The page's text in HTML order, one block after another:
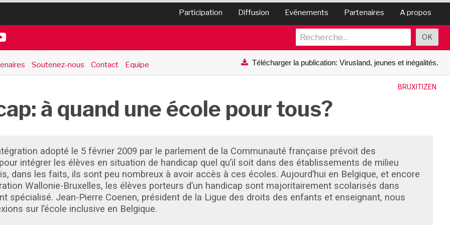
Participation Diffusion Evénements Partenaires A propos
Soutenez-nous Contact Equipe Télécharger la publication: Virusland, jeunes et inégalités.
BRUXITIZEN
à quand une école pour tous?
adopté le 5 février 2009 par le parlement de la Communauté française prévoit des
intégrer les élèves en situation de handicap quel qu’il soit dans des établissements de milieu
dans les faits, ils sont peu nombreux à avoir accès à ces écoles. Aujourd’hui en Belgique, et encore
Wallonie-Bruxelles, les élèves porteurs d’un handicap sont majoritairement scolarisés dans
spécialisé. Jean-Pierre Coenen, président de la Ligue des droits des enfants et enseignant, nous
sur l’école inclusive en Belgique.